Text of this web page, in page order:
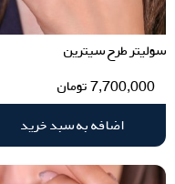
سولیتر طرح سیترین
7,700,000تومان
اضافه به سبد خرید